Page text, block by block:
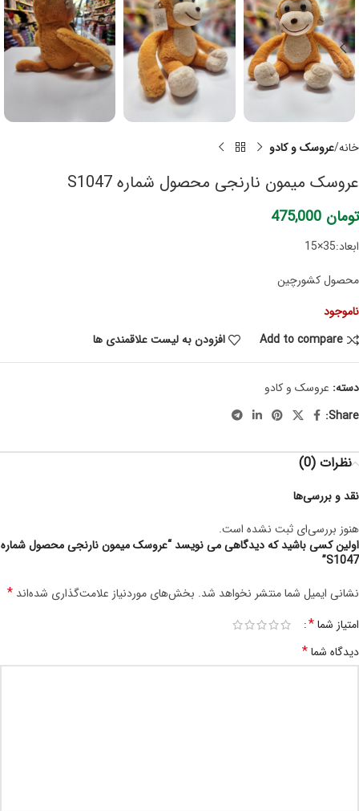
خانه عروسک و کادو
عروسک میمون نارنجی محصول شماره S1047
تومان
ابعاد:35×15
محصول کشورچین
ناموجود
Add to compare
افزودن به لیست علاقمندی ها
دسته: عروسک و کادو
Share:
نظرات (0)
نقد و بررسی‌ها
هنوز بررسی‌ای ثبت نشده است.
اولین کسی باشید که دیدگاهی می نویسد “عروسک میمون نارنجی محصول شماره
S1047”
نشانی ایمیل شما منتشر نخواهد شد. بخش‌های موردنیاز علامت‌گذاری شده‌اند *
امتیاز شما*
دیدگاه شما*